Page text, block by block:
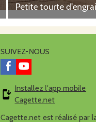
SUIVEZ-NOUS
Installez l'app mobile
Cagette.net
Cagette.net est réalisé par